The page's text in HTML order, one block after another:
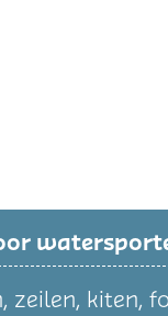
zeilen, kiten,